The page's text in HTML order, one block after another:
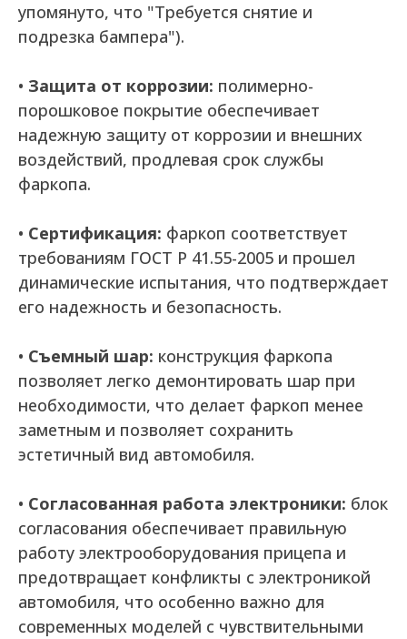
упомянуто, что "Требуется снятие и
подрезка бампера").
• Защита от коррозии: полимерно-
порошковое покрытие обеспечивает
надежную защиту от коррозии и внешних
воздействий, продлевая срок службы
фаркопа.
• Сертификация: фаркоп соответствует
требованиям ГОСТ Р 41.55-2005 и прошел
динамические испытания, что подтверждает
его надежность и безопасность.
• Съемный шар: конструкция фаркопа
позволяет легко демонтировать шар при
необходимости, что делает фаркоп менее
заметным и позволяет сохранить
эстетичный вид автомобиля.
• Согласованная работа электроники: блок
согласования обеспечивает правильную
работу электрооборудования прицепа и
предотвращает конфликты с электроникой
автомобиля, что особенно важно для
современных моделей с чувствительными